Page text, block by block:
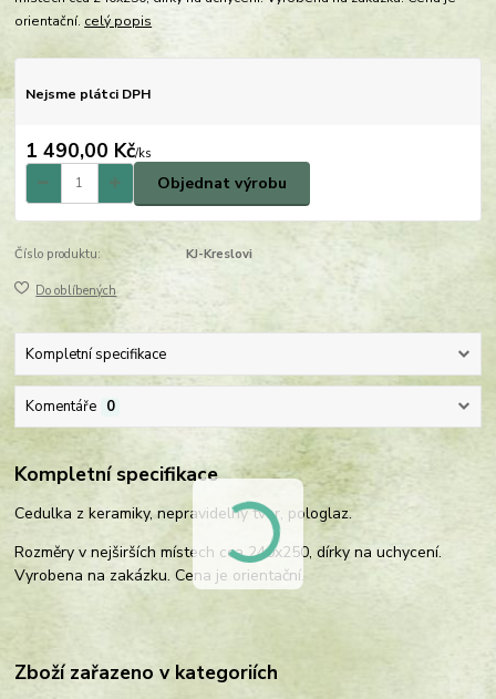
orientační. celý popis
Nejsme plátci DPH
1 490,00 Kč/ks
Objednat výrobu
Číslo produktu: KJ-Kreslovi
Do oblíbených
Kompletní specifikace
Komentáře 0
Kompletní specifikace
Cedulka z keramiky, nepravidelný tvar, pologlaz.
Rozměry v nejširších místech cca 240x250, dírky na uchycení.
Vyrobena na zakázku. Cena je orientační.
Zboží zařazeno v kategoriích